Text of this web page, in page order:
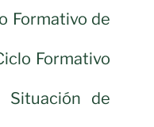
Formativo de
Formativo
de